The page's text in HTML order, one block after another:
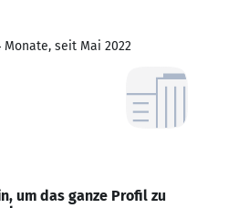
Monate, seit Mai 2022
um das ganze Profil zu